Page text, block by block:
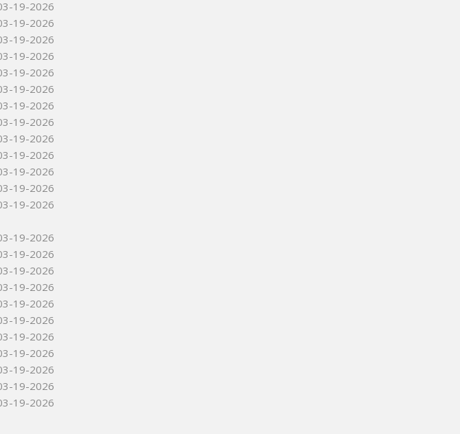
19-2026
19-2026
19-2026
19-2026
19-2026
19-2026
19-2026
19-2026
19-2026
19-2026
19-2026
19-2026
19-2026
19-2026
19-2026
19-2026
19-2026
19-2026
19-2026
19-2026
19-2026
19-2026
19-2026
19-2026